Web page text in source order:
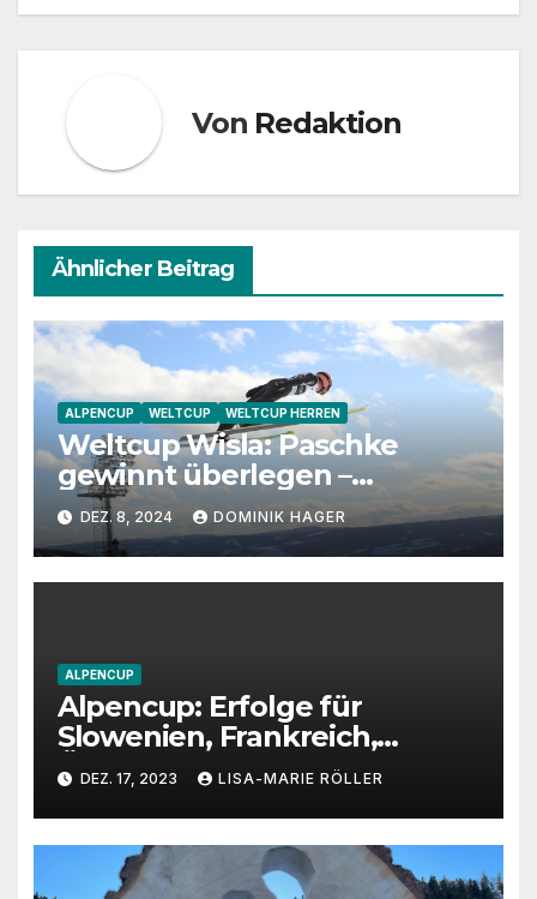
Von Redaktion
Ähnlicher Beitrag
ALPENCUP WELTCUP WELTCUP HERREN
Weltcup Wisla: Paschke
gewinnt überlegen –
Wellinger verbessert
DEZ. 8, 2024 DOMINIK HAGER
ALPENCUP
Alpencup: Erfolge für
Slowenien, Frankreich,
Österreich und Deutschland
DEZ. 17, 2023 LISA-MARIE RÖLLER